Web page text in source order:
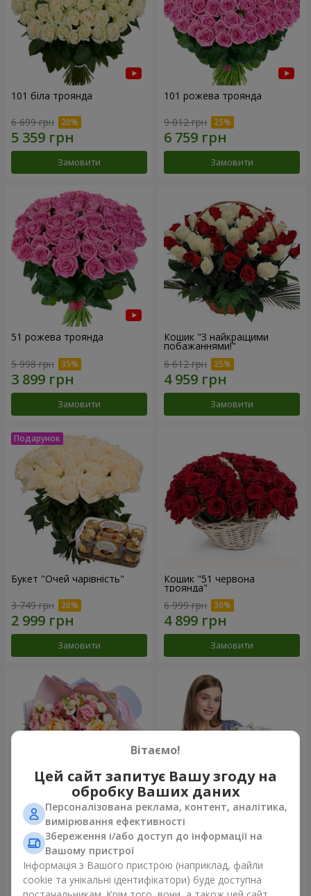
101 біла троянда
6 699 грн
Замовити
101 рожева троянда
9 012 грн
Замовити
51 рожева троянда
5 998 грн
Замовити
Кошик "З найкращими
побажаннями!"
6 612 грн
Замовити
Букет "Очей чарівність"
3 749 грн
Замовити
Кошик "51 червона
троянда"
6 999 грн
Замовити
Букет "Казка мого життя"
2 399 грн
Замовити
Кошик "Янголятко"
Замовити
Вітаємо!
Цей сайт запитує Вашу згоду на
обробку Ваших даних
Персоналізована реклама, контент, аналітика,
вимірювання ефективності
Збереження і/або доступ до інформації на
Вашому пристрої
Інформація з Вашого пристрою (наприклад, файли
cookie та унікальні ідентифікатори) буде доступна